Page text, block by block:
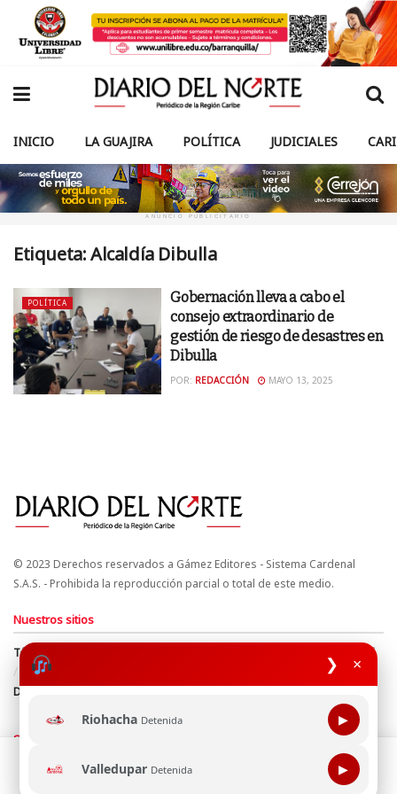
❯ ×
Riohacha Detenida ▶
Valledupar Detenida ▶
INICIO LA GUAJIRA POLÍTICA JUDICIALES
ANUNCIO PUBLICITARIO
Etiqueta:Alcaldía Dibulla
POLÍTICA
Gobernación lleva a cabo el
consejo extraordinario de
gestión de riesgo de desastres en
Dibulla
POR: REDACCIÓN MAYO 13, 2025
© 2023 Derechos reservados a Gámez Editores - Sistema Cardenal
S.A.S. - Prohibida la reproducción parcial o total de este medio.
Nuestros sitios
Términos y Condiciones
Derechos de Autor y Propiedad Intelectual
Política de uso de cookies
Política de Tratamiento de Datos
Directrices Editoriales
Síguenos
Esta página web usa cookie para mejorar tu experiencia de
navegación, al continuar aceptas nuestra política de uso de